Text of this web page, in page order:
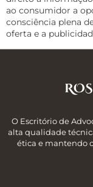
ao consumidor a
consciência plena
oferta e a
O Escritório de
alta qualidade
ética e mantendo